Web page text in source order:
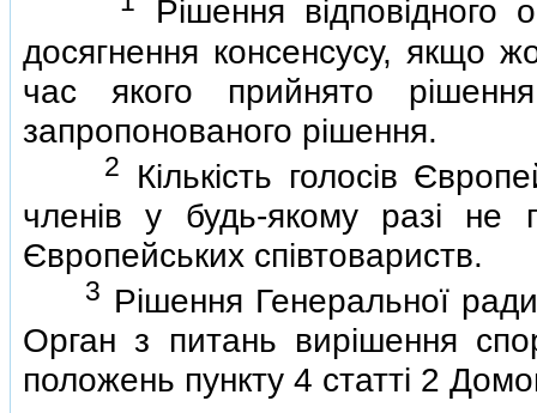
Рiшення вiдповiдного
досягнення консенсусу, якщо
час якого прийнято
запропонованого рiшення.
2
Кiлькiсть голосiв
членiв у будь-якому разi не
Європейських спiвтовариств.
3 Рiшення Генеральної
Орган з питань вирiшення
положень пункту 4 статтi 2